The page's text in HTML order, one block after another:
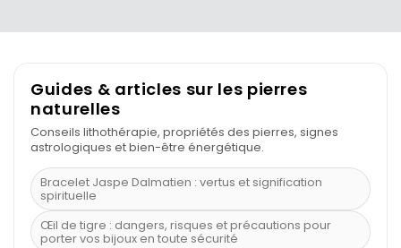
Guides & articles sur les pierres
naturelles
Conseils lithothérapie, propriétés des pierres, signes
astrologiques et bien-être énergétique.
Bracelet Jaspe Dalmatien : vertus et signification
spirituelle
Œil de tigre : dangers, risques et précautions pour
porter vos bijoux en toute sécurité